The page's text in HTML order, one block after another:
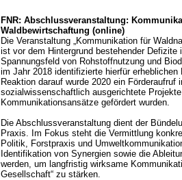
FNR: Abschlussveranstaltung:
Waldbewirtschaftung (online)
Die Veranstaltung „Kommunikation für
ist vor dem Hintergrund bestehender
Spannungsfeld von Rohstoffnutzung und
im Jahr 2018 identifizierte hierfür
Reaktion darauf wurde 2020 ein
sozialwissenschaftlich ausgerichtete
Kommunikationsansätze gefördert wurden.
Die Abschlussveranstaltung dient der
Praxis. Im Fokus steht die Vermittlung
Politik, Forstpraxis und
Identifikation von Synergien sowie die
werden, um langfristig wirksame
Gesellschaft“ zu stärken.